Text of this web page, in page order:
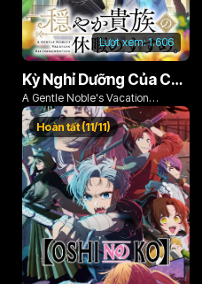
Lượt xem:1.606
Kỳ Nghỉ Dưỡng Của Chàng Quý Tộc Ôn Hòa (Odayaka Kizoku no Kyuuka no Susume)
A Gentle Noble's Vacation
Recommendation
Hoàn tất (11/11)